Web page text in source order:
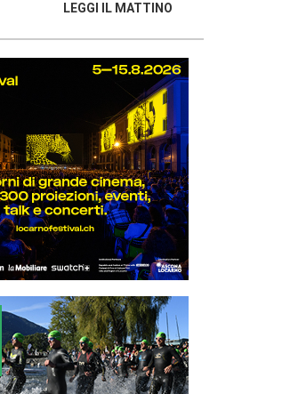
LEGGI IL MATTINO